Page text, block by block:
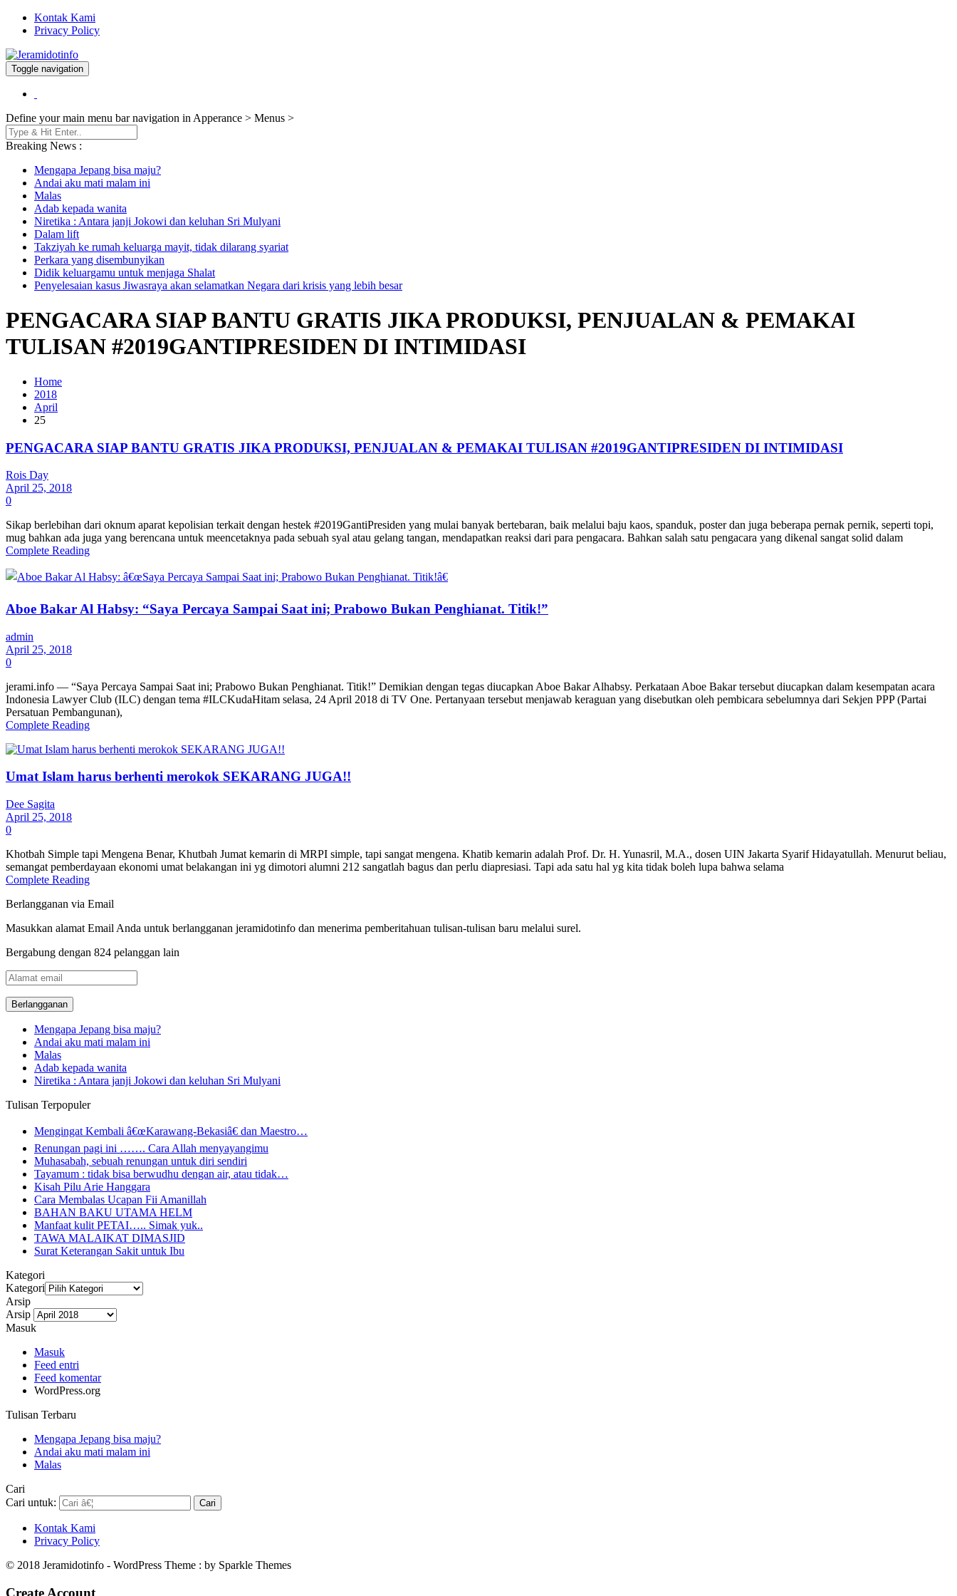
Kontak Kami
Privacy Policy
Jeramidotinfo
Berita dan Informasi Terkini
Toggle navigation
Define your main menu bar navigation in Apperance > Menus >
Breaking News :
Mengapa Jepang bisa maju?
Andai aku mati malam ini
Malas
Adab kepada wanita
Niretika : Antara janji Jokowi dan keluhan Sri Mulyani
Dalam lift
Takziyah ke rumah keluarga mayit, tidak dilarang syariat
Perkara yang disembunyikan
Didik keluargamu untuk menjaga Shalat
Penyelesaian kasus Jiwasraya akan selamatkan Negara dari krisis yang lebih besar
PENGACARA SIAP BANTU GRATIS JIKA PRODUKSI, PENJUALAN & PEMAKAI
TULISAN #2019GANTIPRESIDEN DI INTIMIDASI
Home
2018
April
25
PENGACARA SIAP BANTU GRATIS JIKA PRODUKSI, PENJUALAN & PEMAKAI TULISAN #2019GANTIPRESIDEN DI INTIMIDASI
Rois Day
April 25, 2018
0
Sikap berlebihan dari oknum aparat kepolisian terkait dengan hestek #2019GantiPresiden yang mulai banyak bertebaran, baik melalui baju kaos, spanduk, poster dan juga beberapa pernak pernik, seperti topi,
mug bahkan ada juga yang berencana untuk meencetaknya pada sebuah syal atau gelang tangan, mendapatkan reaksi dari para pengacara. Bahkan salah satu pengacara yang dikenal sangat solid dalam
Complete Reading
Aboe Bakar Al Habsy: “Saya Percaya Sampai Saat ini; Prabowo Bukan Penghianat. Titik!”
admin
April 25, 2018
0
jerami.info — “Saya Percaya Sampai Saat ini; Prabowo Bukan Penghianat. Titik!” Demikian dengan tegas diucapkan Aboe Bakar Alhabsy. Perkataan Aboe Bakar tersebut diucapkan dalam kesempatan acara
Indonesia Lawyer Club (ILC) dengan tema #ILCKudaHitam selasa, 24 April 2018 di TV One. Pertanyaan tersebut menjawab keraguan yang disebutkan oleh pembicara sebelumnya dari Sekjen PPP (Partai
Persatuan Pembangunan),
Complete Reading
Umat Islam harus berhenti merokok SEKARANG JUGA!!
Dee Sagita
April 25, 2018
0
Khotbah Simple tapi Mengena Benar, Khutbah Jumat kemarin di MRPI simple, tapi sangat mengena. Khatib kemarin adalah Prof. Dr. H. Yunasril, M.A., dosen UIN Jakarta Syarif Hidayatullah. Menurut beliau,
semangat pemberdayaan ekonomi umat belakangan ini yg dimotori alumni 212 sangatlah bagus dan perlu diapresiasi. Tapi ada satu hal yg kita tidak boleh lupa bahwa selama
Complete Reading
Berlangganan via Email
Masukkan alamat Email Anda untuk berlangganan jeramidotinfo dan menerima pemberitahuan tulisan-tulisan baru melalui surel.
Bergabung dengan 824 pelanggan lain
Alamat
email
Mengapa Jepang bisa maju?
Andai aku mati malam ini
Malas
Adab kepada wanita
Niretika : Antara janji Jokowi dan keluhan Sri Mulyani
Tulisan Terpopuler
Mengingat Kembali â€œKarawang-Bekasiâ€ dan Maestro…
Renungan pagi ini ……. Cara Allah menyayangimu
Muhasabah, sebuah renungan untuk diri sendiri
Tayamum : tidak bisa berwudhu dengan air, atau tidak…
Kisah Pilu Arie Hanggara
Cara Membalas Ucapan Fii Amanillah
BAHAN BAKU UTAMA HELM
Manfaat kulit PETAI….. Simak yuk..
TAWA MALAIKAT DIMASJID
Surat Keterangan Sakit untuk Ibu
Kategori
Kategori
Arsip
Arsip
Masuk
Masuk
Feed entri
Feed komentar
WordPress.org
Tulisan Terbaru
Mengapa Jepang bisa maju?
Andai aku mati malam ini
Malas
Cari
Cari untuk:
Kontak Kami
Privacy Policy
© 2018 Jeramidotinfo - WordPress Theme : by Sparkle Themes
Create Account